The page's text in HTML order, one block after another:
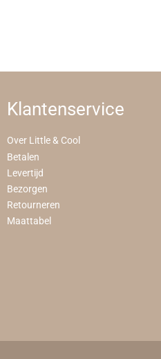
Klantenservice
Over Little & Cool
Betalen
Levertijd
Bezorgen
Retourneren
Maattabel